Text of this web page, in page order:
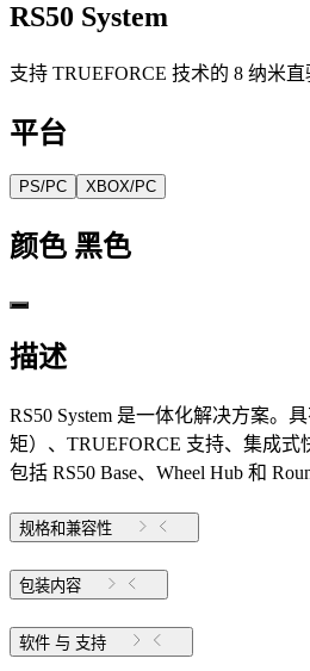
RS50 System
支持 TRUEFORCE 技术的 8 纳米
平台
PS/PC XBOX/PC
颜色 黑色
描述
RS50 System 是一体化解决方案。
矩）、TRUEFORCE 支持、集成式
包括 RS50 Base、Wheel Hub 和
规格和兼容性
包装内容
软件 与 支持